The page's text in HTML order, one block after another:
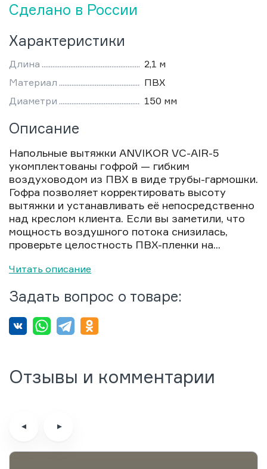
Сделано в России
Характеристики
Длина
2,1 м
Материал
ПВХ
Диаметри
150 мм
Описание
Напольные вытяжки ANVIKOR VC-AIR-5
укомплектованы гофрой — гибким
воздуховодом из ПВХ в виде трубы-гармошки.
Гофра позволяет корректировать высоту
вытяжки и устанавливать её непосредственно
над креслом клиента. Если вы заметили, что
мощность воздушного потока снизилась,
проверьте целостность ПВХ-пленки на...
Читать описание
Задать вопрос о товаре:
Отзывы и комментарии